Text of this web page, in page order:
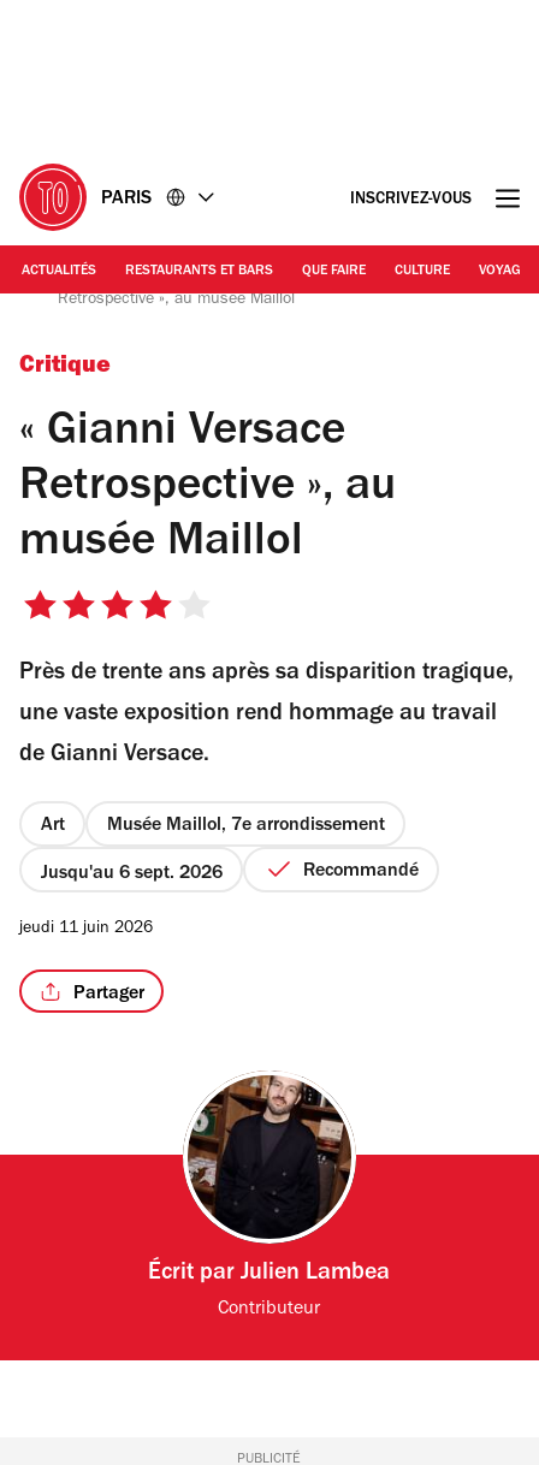
PARIS INSCRIVEZ-VOUS
ACTUALITÉS RESTAURANTS ET BARS QUE FAIRE CULTURE VOYAGE
© « Gianni Versace Retrospective » | « Gianni Versace
Retrospective », au musée Maillol
Critique
« Gianni Versace
Retrospective », au
musée Maillol
4
5
Près de trente ans après sa disparition tragique,
une vaste exposition rend hommage au travail
de Gianni Versace.
Art Musée Maillol, 7e arrondissement
Jusqu'au 6 sept. 2026 Recommandé
jeudi 11 juin 2026
Partager
Écrit parJulien Lambea
Contributeur
PUBLICITÉ